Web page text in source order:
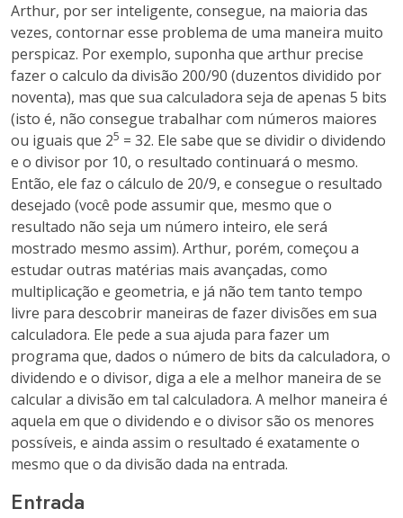
Arthur, por ser inteligente, consegue, na maioria das
vezes, contornar esse problema de uma maneira muito
perspicaz. Por exemplo, suponha que arthur precise
fazer o calculo da divisão 200/90 (duzentos dividido por
noventa), mas que sua calculadora seja de apenas 5 bits
(isto é, não consegue trabalhar com números maiores
ou iguais que 25 = 32. Ele sabe que se dividir o dividendo
e o divisor por 10, o resultado continuará o mesmo.
Então, ele faz o cálculo de 20/9, e consegue o resultado
desejado (você pode assumir que, mesmo que o
resultado não seja um número inteiro, ele será
mostrado mesmo assim). Arthur, porém, começou a
estudar outras matérias mais avançadas, como
multiplicação e geometria, e já não tem tanto tempo
livre para descobrir maneiras de fazer divisões em sua
calculadora. Ele pede a sua ajuda para fazer um
programa que, dados o número de bits da calculadora, o
dividendo e o divisor, diga a ele a melhor maneira de se
calcular a divisão em tal calculadora. A melhor maneira é
aquela em que o dividendo e o divisor são os menores
possíveis, e ainda assim o resultado é exatamente o
mesmo que o da divisão dada na entrada.
Entrada